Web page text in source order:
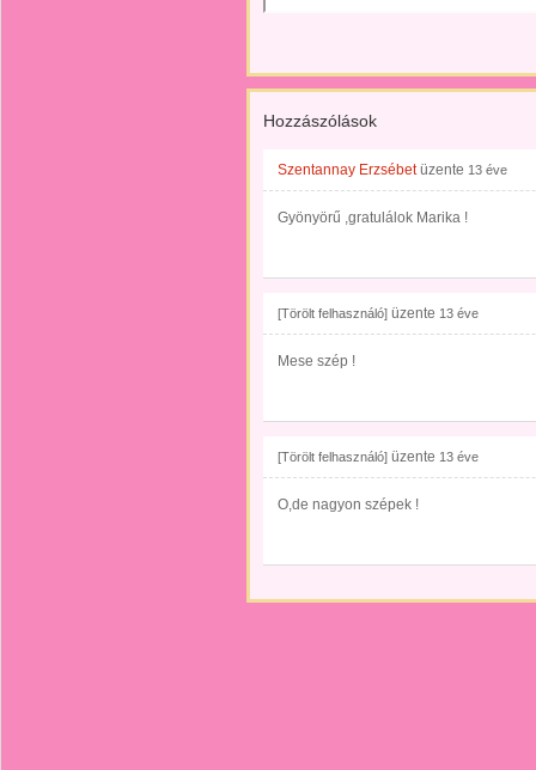
Hozzászólások
Szentannay Erzsébetüzente 13 éve
Gyönyörű ,gratulálok Marika !
[Törölt felhasználó] üzente 13 éve
Mese szép !
[Törölt felhasználó] üzente 13 éve
O,de nagyon szépek !